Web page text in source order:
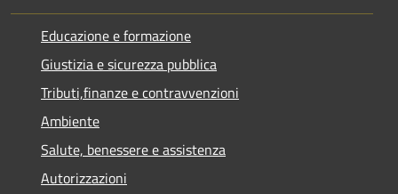
Educazione e formazione
Giustizia e sicurezza pubblica
Tributi,finanze e contravvenzioni
Ambiente
Salute, benessere e assistenza
Autorizzazioni